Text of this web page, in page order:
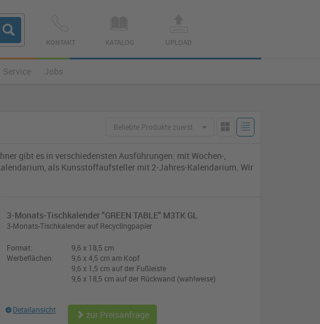
KONTAKT KATALOG UPLOAD
Service Jobs
Beliebte Produkte zuerst Kachel
Liste
gibt es in verschiedensten Ausführungen: mit Wochen-,
als Kunsstoffaufsteller mit 2-Jahres-Kalendarium. Wir
3-Monats-Tischkalender "GREEN TABLE" M3TK GL
3-Monats-Tischkalender auf Recyclingpapier
Format:
9,6 x 18,5 cm
Werbeflächen:
9,6 x 4,5 cm am Kopf
9,6 x 1,5 cm auf der Fußleiste
9,6 x 18,5 cm auf der Rückwand (wahlweise)
Detailansicht zur Preisanfrage